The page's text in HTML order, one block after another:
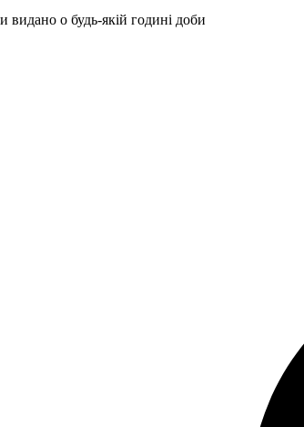
о будь-якій годині доби